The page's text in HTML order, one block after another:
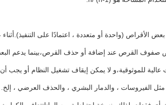
(واحدة أو متعددة ، اعتمادًا على التنفيذ).أثناء
القرص عند إضافة أو حذف القرص،بينما يدعم
الفيروسات ، والدمار البشري ، والحذف العرضي ،